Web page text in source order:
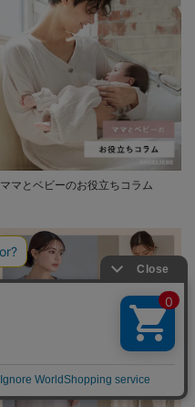
ママとベビーのお役立ちコラム